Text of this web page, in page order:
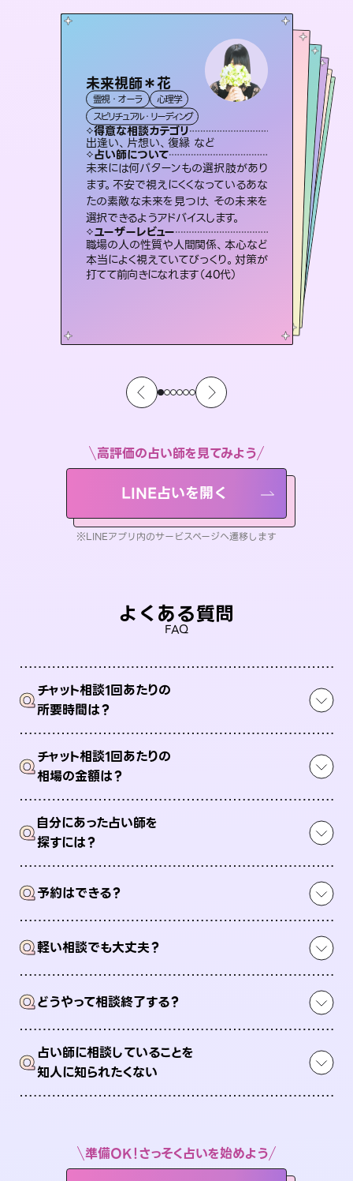
未来視師＊花
霊視・オーラ
心理学
スピリチュアル・リーディング
得意な相談カテゴリ
出逢い、片想い、復縁 など
占い師について
未来には何パターンもの選択肢があり
ます。不安で視えにくくなっているあな
たの素敵な未来を見つけ、その未来を
選択できるようアドバイスします。
ユーザーレビュー
職場の人の性質や人間関係、本心など
本当によく視えていてびっくり。対策が
打てて前向きになれます（40代）
桃源珠羽（とうげんみう）
霊視・オーラ タロット
スピリチュアル・リーディング
得意な相談カテゴリ
片想い、あの人の気持ち、復縁 など
占い師について
恋愛のお悩みの中でも特に「曖昧な関
係」の相談を得意としており、友達以上
恋人未満なお相手との今後や本音を丁
寧に読み解き恋愛成就へと導きます。
ユーザーレビュー
鑑定していただいてアドバイス通りに行
動すると仲が復活してきました。ありが
とうございました（40代 女性）
彗望（すいぼう
霊視・オーラ
スピリチュアル・リーディング
得意な相談カテゴリ
片想い、あの人の気持ち、復縁 など
占い師について
3,700年以上の歴史を持つ東洋最古の
占術「易占」で詳細まで占い、幸せへ向
かう道筋を示します。厳しい結果にも具
体的な対策をお伝えします。
ユーザーレビュー
複雑な背景もしっかり聞いて鑑定して
いただけました。気持ちが楽になりまし
た（50代 女性）
アイリス -iris-
西洋占星術
ルーン
得意な相談カテゴリ
恋愛総合、片想い、二人の未来 など
占い師について
復縁、恋愛、不倫の行方、同性愛や片思い、仕事関係や借金問題まで知りたいことや心の負担になっていることを紐解き、背中をそっと押して導きます。
ユーザーレビュー
安心感のあり、言い切ってくれる所や濁
さない鑑定のおかげで、毎回自分の気
持ちを整えられます（30代 男性）
おう 霊感オラクル
霊視・オーラ
オラクルカード
得意な相談カテゴリ
恋愛総合、あの人の気持ち など
占い師について
霊視×オラクルカードを使って「今」と
「未来」そして「気になるあの人の気持
ち」まで丁寧に読み解き、恋や人生のヒ
ントを優しく引き出します。
ユーザーレビュー
不安な気持ちが嘘みたいに晴れまし
た…！よく視えていらっしゃるんだなと
感じました（40代 女性）
セラピスト理恵
霊視・オーラ タロット
スピリチュアル・リーディング
得意な相談カテゴリ
片想い、二人の未来、年の差 など
占い師について
連絡再開、復縁、成就などの報告実績
多数。セラピストとして2万超の施術経
験があるからこそできる鑑定で、より良
い未来をサポートします。
ユーザーレビュー
とても心温まる鑑定でした。しかもこち
らは何も言っていないのに視えていらっ
しゃるんだなと驚きです（30代女性）
高評価の占い師を見てみよう
LINE占いを開く
※LINEアプリ内のサービスページへ遷移します
よくある質問
FAQ
Qチャット相談1回あたりの
所要時間は？
Qチャット相談1回あたりの
相場の金額は？
Q自分にあった占い師を
探すには？
Q予約はできる？
Q軽い相談でも大丈夫？
Qどうやって相談終了する？
Q占い師に相談していることを
知人に知られたくない
準備OK！さっそく占いを始めよう